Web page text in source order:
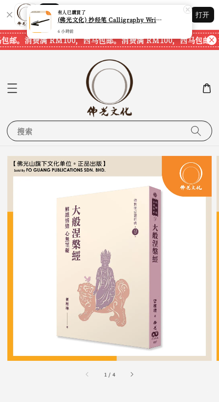
Shopping: 追踪您的订单
您信赖的商店
打开
邮。 消费满 RM100，西马包邮。消费满 RM100，西马包邮。
搜索
1 / 4
有人已購買了
(佛光文化) 抄经笔 Calligraphy Writing Pen CP70 现货速发
6 小時前